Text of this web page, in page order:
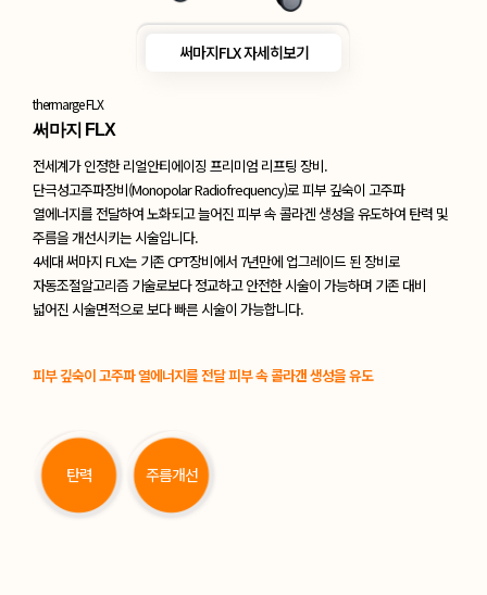
써마지FLX 자세히보기
thermarge FLX
써마지 FLX
전세계가 인정한 리얼안티에이징 프리미엄 리프팅 장비.
단극성고주파장비(Monopolar Radiofrequency)로 피부 깊숙이 고주파
열에너지를 전달하여 노화되고 늘어진 피부 속 콜라겐 생성을 유도하여 탄력 및
주름을 개선시키는 시술입니다.
4세대 써마지 FLX는 기존 CPT장비에서 7년만에 업그레이드 된 장비로
자동조절알고리즘 기술로보다 정교하고 안전한 시술이 가능하며 기존 대비
넓어진 시술면적으로 보다 빠른 시술이 가능합니다.
피부 깊숙이 고주파 열에너지를 전달 피부 속 콜라갠 생성을 유도
탄력 주름개선